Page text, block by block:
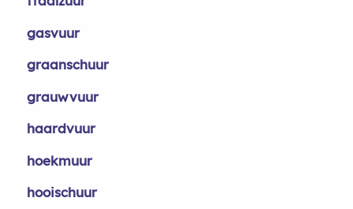
gasvuur
graanschuur
grauwvuur
haardvuur
hoekmuur
hooischuur